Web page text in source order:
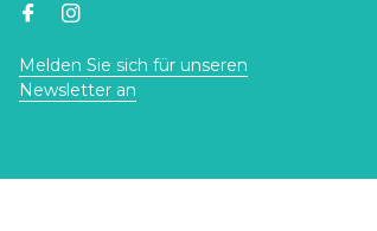
Melden Sie sich für unseren
Newsletter an